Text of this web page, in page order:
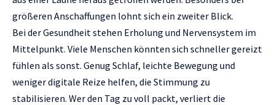
größeren Anschaffungen lohnt sich ein zweiter Blick.
Bei der Gesundheit stehen Erholung und Nervensystem im
Mittelpunkt. Viele Menschen könnten sich schneller gereizt
fühlen als sonst. Genug Schlaf, leichte Bewegung und
weniger digitale Reize helfen, die Stimmung zu
stabilisieren. Wer den Tag zu voll packt, verliert die